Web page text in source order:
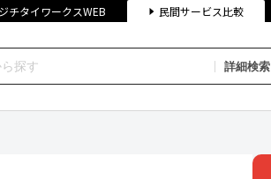
ジチタイワークスWEB 民間サービス比較
詳細検索